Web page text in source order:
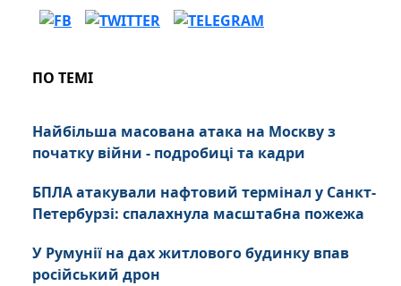
ПО ТЕМІ
Найбільша масована атака на Москву з
початку війни - подробиці та кадри
БПЛА атакували нафтовий термінал у Санкт-
Петербурзі: спалахнула масштабна пожежа
У Румунії на дах житлового будинку впав
російський дрон